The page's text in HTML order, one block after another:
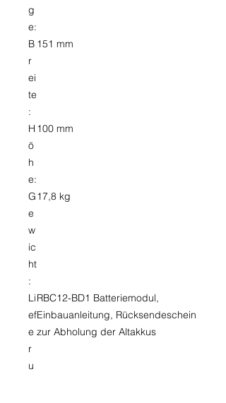
g
e:
B
r
ei
te
:
151 mm
H
ö
h
e:
100 mm
G
e
w
ic
ht
:
17,8 kg
Li
ef
e
r
u
RBC12-BD1 Batteriemodul,
Einbauanleitung, Rücksendeschein
zur Abholung der Altakkus